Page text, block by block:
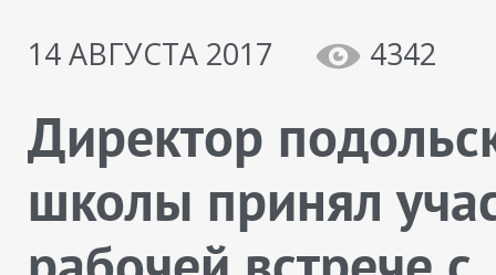
14 АВГУСТА 2017
4342
Директор
школы принял